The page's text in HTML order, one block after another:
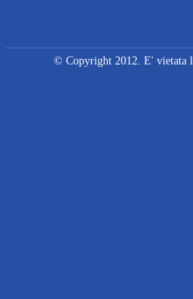
© Copyright 2012. E' vietata